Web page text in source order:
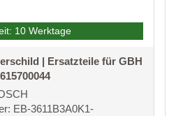
10 Werktage
| Ersatzteile für GBH
EB-3611B3A0K1-